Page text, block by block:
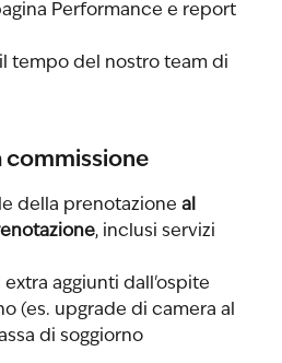
Performance e report
tempo del nostro team di
commissione
della prenotazione al
, inclusi servizi
extra aggiunti dall'ospite
(es. upgrade di camera al
di soggiorno